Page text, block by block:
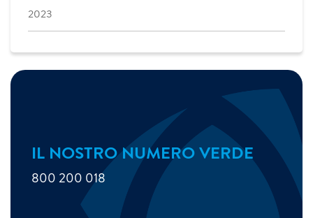
2023
IL NOSTRO NUMERO VERDE
800 200 018